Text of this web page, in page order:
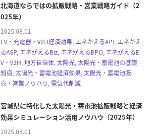
北海道ならではの拡販戦略・営業戦略ガイド（2
025年）
2025.08.01
EV・充電器・V2H経済効果, エネがえるAPI, エネがえ
るASP, エネがえるBiz, エネがえるBPO, エネがえるE
V・V2H, 地方自治体, 太陽光, 太陽光・蓄電池の基礎
知識, 太陽光・蓄電池経済効果, 太陽光・蓄電池販
売・営業ノウハウ, 電気代削減
宮城県に特化した太陽光・蓄電池拡販戦略と経済
効果シミュレーション活用ノウハウ（2025年）
2025.08.01